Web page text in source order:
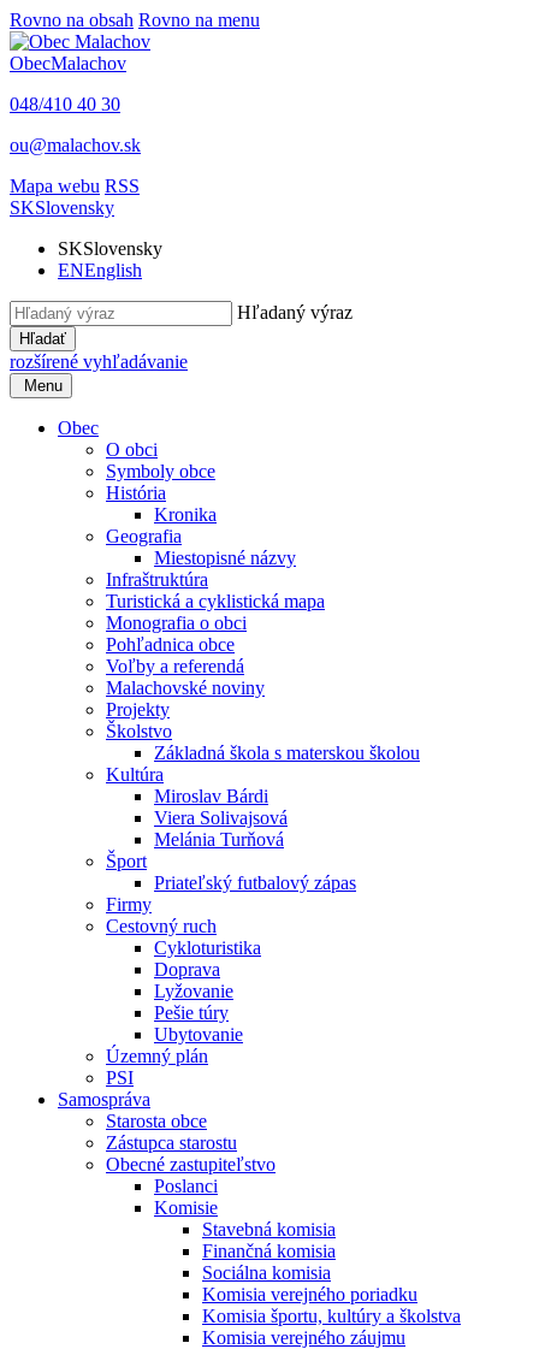
Rovno na obsah Rovno na menu
ObecMalachov
048/410 40 30
ou@malachov.sk
Mapa webu RSS
SKSlovensky
SKSlovensky
ENEnglish
Hľadaný výraz
Hľadať
rozšírené vyhľadávanie
Menu
Obec
O obci
Symboly obce
História
Kronika
Geografia
Miestopisné názvy
Infraštruktúra
Turistická a cyklistická mapa
Monografia o obci
Pohľadnica obce
Voľby a referendá
Malachovské noviny
Projekty
Školstvo
Základná škola s materskou školou
Kultúra
Miroslav Bárdi
Viera Solivajsová
Melánia Turňová
Šport
Priateľský futbalový zápas
Firmy
Cestovný ruch
Cykloturistika
Doprava
Lyžovanie
Pešie túry
Ubytovanie
Územný plán
PSI
Samospráva
Starosta obce
Zástupca starostu
Obecné zastupiteľstvo
Poslanci
Komisie
Stavebná komisia
Finančná komisia
Sociálna komisia
Komisia verejného poriadku
Komisia športu, kultúry a školstva
Komisia verejného záujmu